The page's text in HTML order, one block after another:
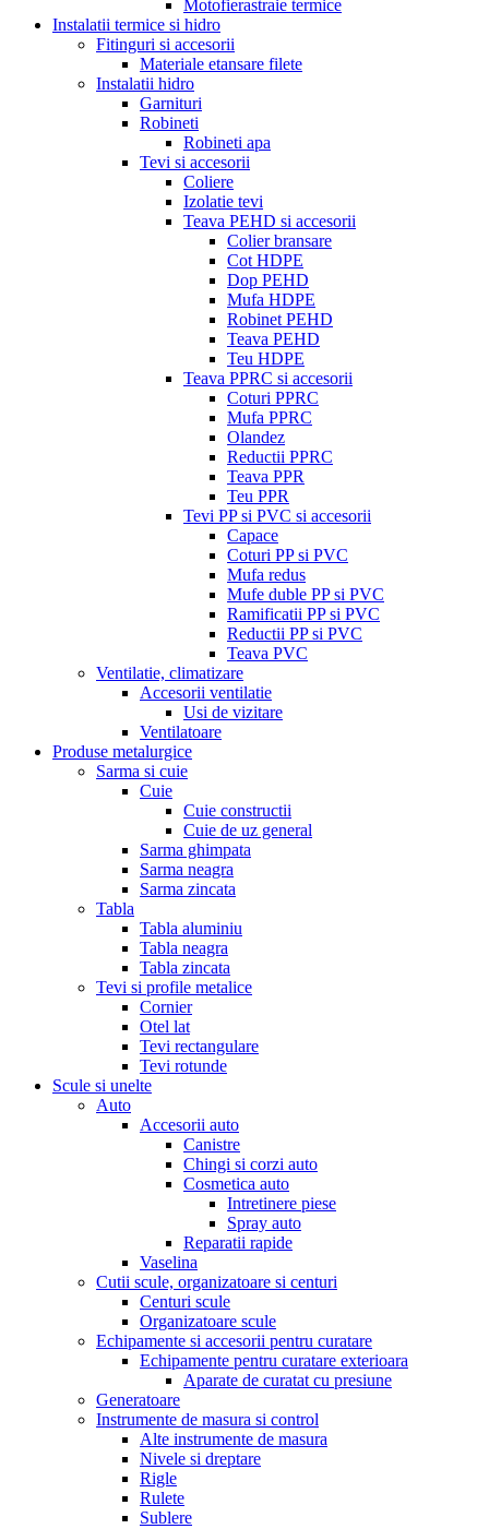
Motofierastraie termice
Instalatii termice si hidro
Fitinguri si accesorii
Materiale etansare filete
Instalatii hidro
Garnituri
Robineti
Robineti apa
Tevi si accesorii
Coliere
Izolatie tevi
Teava PEHD si accesorii
Colier bransare
Cot HDPE
Dop PEHD
Mufa HDPE
Robinet PEHD
Teava PEHD
Teu HDPE
Teava PPRC si accesorii
Coturi PPRC
Mufa PPRC
Olandez
Reductii PPRC
Teava PPR
Teu PPR
Tevi PP si PVC si accesorii
Capace
Coturi PP si PVC
Mufa redus
Mufe duble PP si PVC
Ramificatii PP si PVC
Reductii PP si PVC
Teava PVC
Ventilatie, climatizare
Accesorii ventilatie
Usi de vizitare
Ventilatoare
Produse metalurgice
Sarma si cuie
Cuie
Cuie constructii
Cuie de uz general
Sarma ghimpata
Sarma neagra
Sarma zincata
Tabla
Tabla aluminiu
Tabla neagra
Tabla zincata
Tevi si profile metalice
Cornier
Otel lat
Tevi rectangulare
Tevi rotunde
Scule si unelte
Auto
Accesorii auto
Canistre
Chingi si corzi auto
Cosmetica auto
Intretinere piese
Spray auto
Reparatii rapide
Vaselina
Cutii scule, organizatoare si centuri
Centuri scule
Organizatoare scule
Echipamente si accesorii pentru curatare
Echipamente pentru curatare exterioara
Aparate de curatat cu presiune
Generatoare
Instrumente de masura si control
Alte instrumente de masura
Nivele si dreptare
Rigle
Rulete
Sublere